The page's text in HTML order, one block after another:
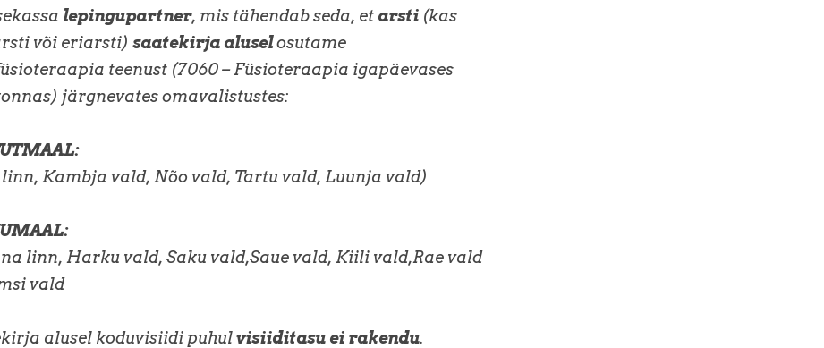
lepingupartner, mis tähendab seda, et arsti (kas
või eriarsti) saatekirja aluselosutame
teenust (7060 – Füsioteraapia igapäevases
järgnevates omavalistustes:
Kambja vald, Nõo vald, Tartu vald, Luunja vald)
linn, Harku vald, Saku vald,Saue vald, Kiili vald,Rae vald
vald
alusel koduvisiidi puhulvisiiditasu ei rakendu.